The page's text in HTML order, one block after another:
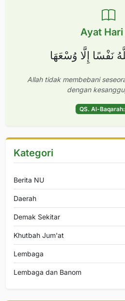
Ayat Hari
نَفْسًا إِلَّا وُسْعَهَا
Allah tidak membebani
dengan
QS. Al-
Kategori
Berita NU
Daerah
Demak Sekitar
Khutbah Jum'at
Lembaga
Lembaga dan Banom